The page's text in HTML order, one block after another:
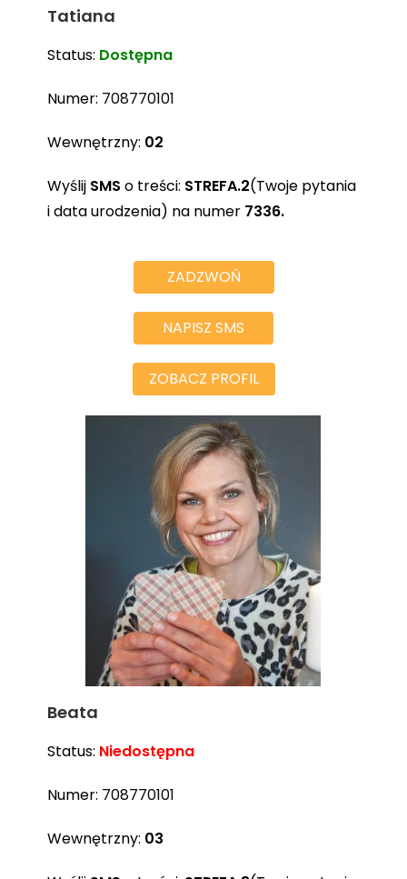
Tatiana
Status: Dostępna
Numer: 708770101
Wewnętrzny: 02
Wyślij SMS o treści: STREFA.2(Twoje pytania
i data urodzenia) na numer 7336.
ZADZWOŃ
NAPISZ SMS
ZOBACZ PROFIL
Beata
Status: Niedostępna
Numer: 708770101
Wewnętrzny: 03